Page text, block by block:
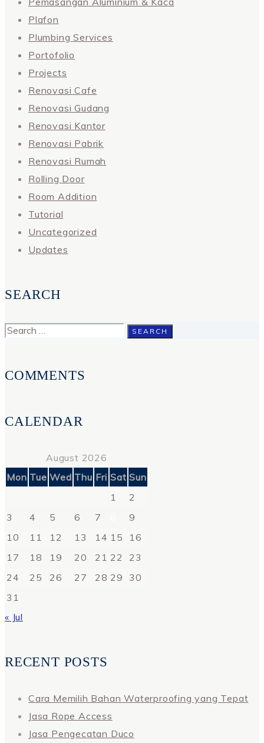
Plafon
Plumbing Services
Portofolio
Projects
Renovasi Cafe
Renovasi Gudang
Renovasi Kantor
Renovasi Pabrik
Renovasi Rumah
Rolling Door
Room Addition
Tutorial
Uncategorized
Updates
SEARCH
Search
COMMENTS
CALENDAR
August 2026
Mon Tue Wed Thu Fri Sat Sun
1
2
3
4 5 6 7
9
10
11 12 13 14 15
16
17
18 19 20 21 22
23
24
25 26 27 28 29
30
31
« Jul
RECENT POSTS
Cara Memilih Bahan Waterproofing yang Tepat
Jasa Rope Access
Jasa Pengecatan Duco